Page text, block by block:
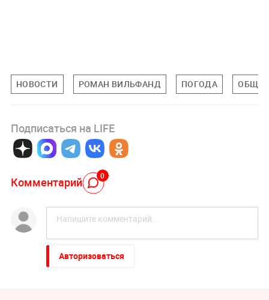
НОВОСТИ РОМАН ВИЛЬФАНД ПОГОДА
Подписаться на LIFE
Комментарий 0
Авторизоваться